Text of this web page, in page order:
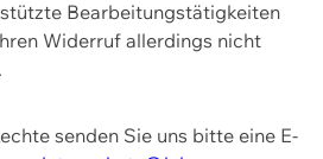
Bearbeitungstätigkeiten
Widerruf allerdings nicht
senden Sie uns bitte eine E-